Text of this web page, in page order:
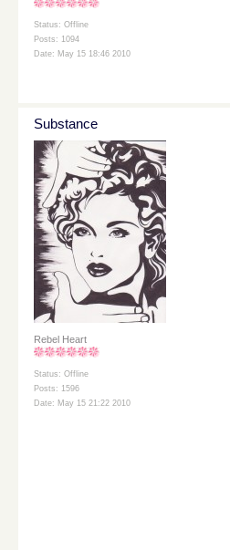
Status: Offline
Posts: 1094
Date: May 15 18:46 2010
Substance
Rebel Heart
Status: Offline
Posts: 1596
Date: May 15 21:22 2010